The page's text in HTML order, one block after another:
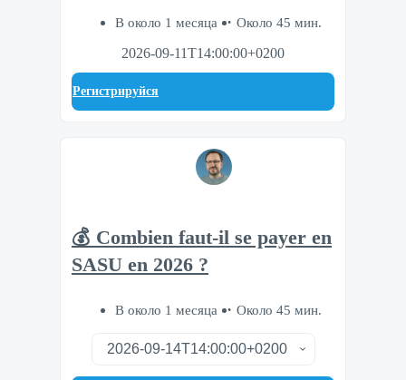
В около 1 месяца
Около 45 мин.
2026-09-11T14:00:00+0200
Регистрируйся
💰 Combien faut-il se payer en
SASU en 2026 ?
В около 1 месяца Около 45 мин.